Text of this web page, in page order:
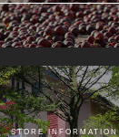
STORE INFORMATION